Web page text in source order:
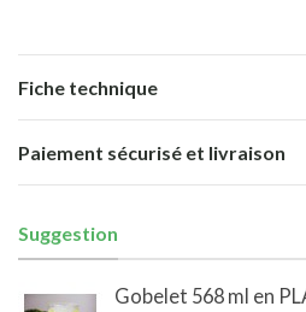
Fiche technique
Paiement sécurisé et livraison
Suggestion
Gobelet 568 ml en